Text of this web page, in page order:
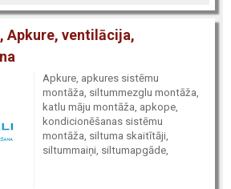
Apkure, ventilācija,
Apkure, apkures sistēmu
montāža, siltummezglu montāža,
katlu māju montāža, apkope,
kondicionēšanas sistēmu
montāža, siltuma skaitītāji,
siltummaiņi, siltumapgāde,